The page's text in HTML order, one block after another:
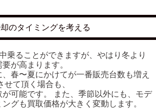
のタイミングを考える
乗ることができますが、やはり冬より
が高まります。
春〜夏にかけてが一番販売台数も増え
せて頂く場合も、
可能です。 また、季節以外にも、モデ
グも買取価格が大きく変動します。